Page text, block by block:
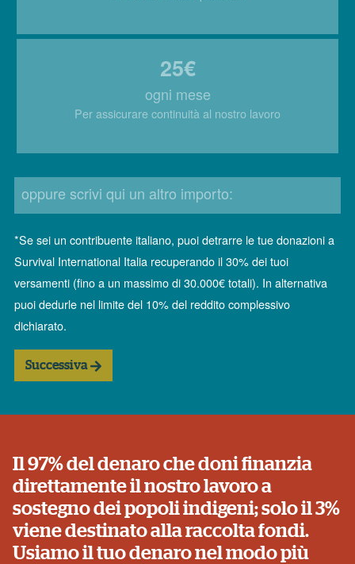
25€
ogni mese
Per assicurare continuità al nostro lavoro
oppure scrivi qui un altro importo:
*Se sei un contribuente italiano, puoi detrarre le tue donazioni a
Survival International Italia recuperando il 30% dei tuoi
versamenti (fino a un massimo di 30.000€ totali). In alternativa
puoi dedurle nel limite del 10% del reddito complessivo
dichiarato.
Successiva
Il 97% del denaro che doni finanzia
direttamente il nostro lavoro a
sostegno dei popoli indigeni; solo il 3%
viene destinato alla raccolta fondi.
Usiamo il tuo denaro nel modo più